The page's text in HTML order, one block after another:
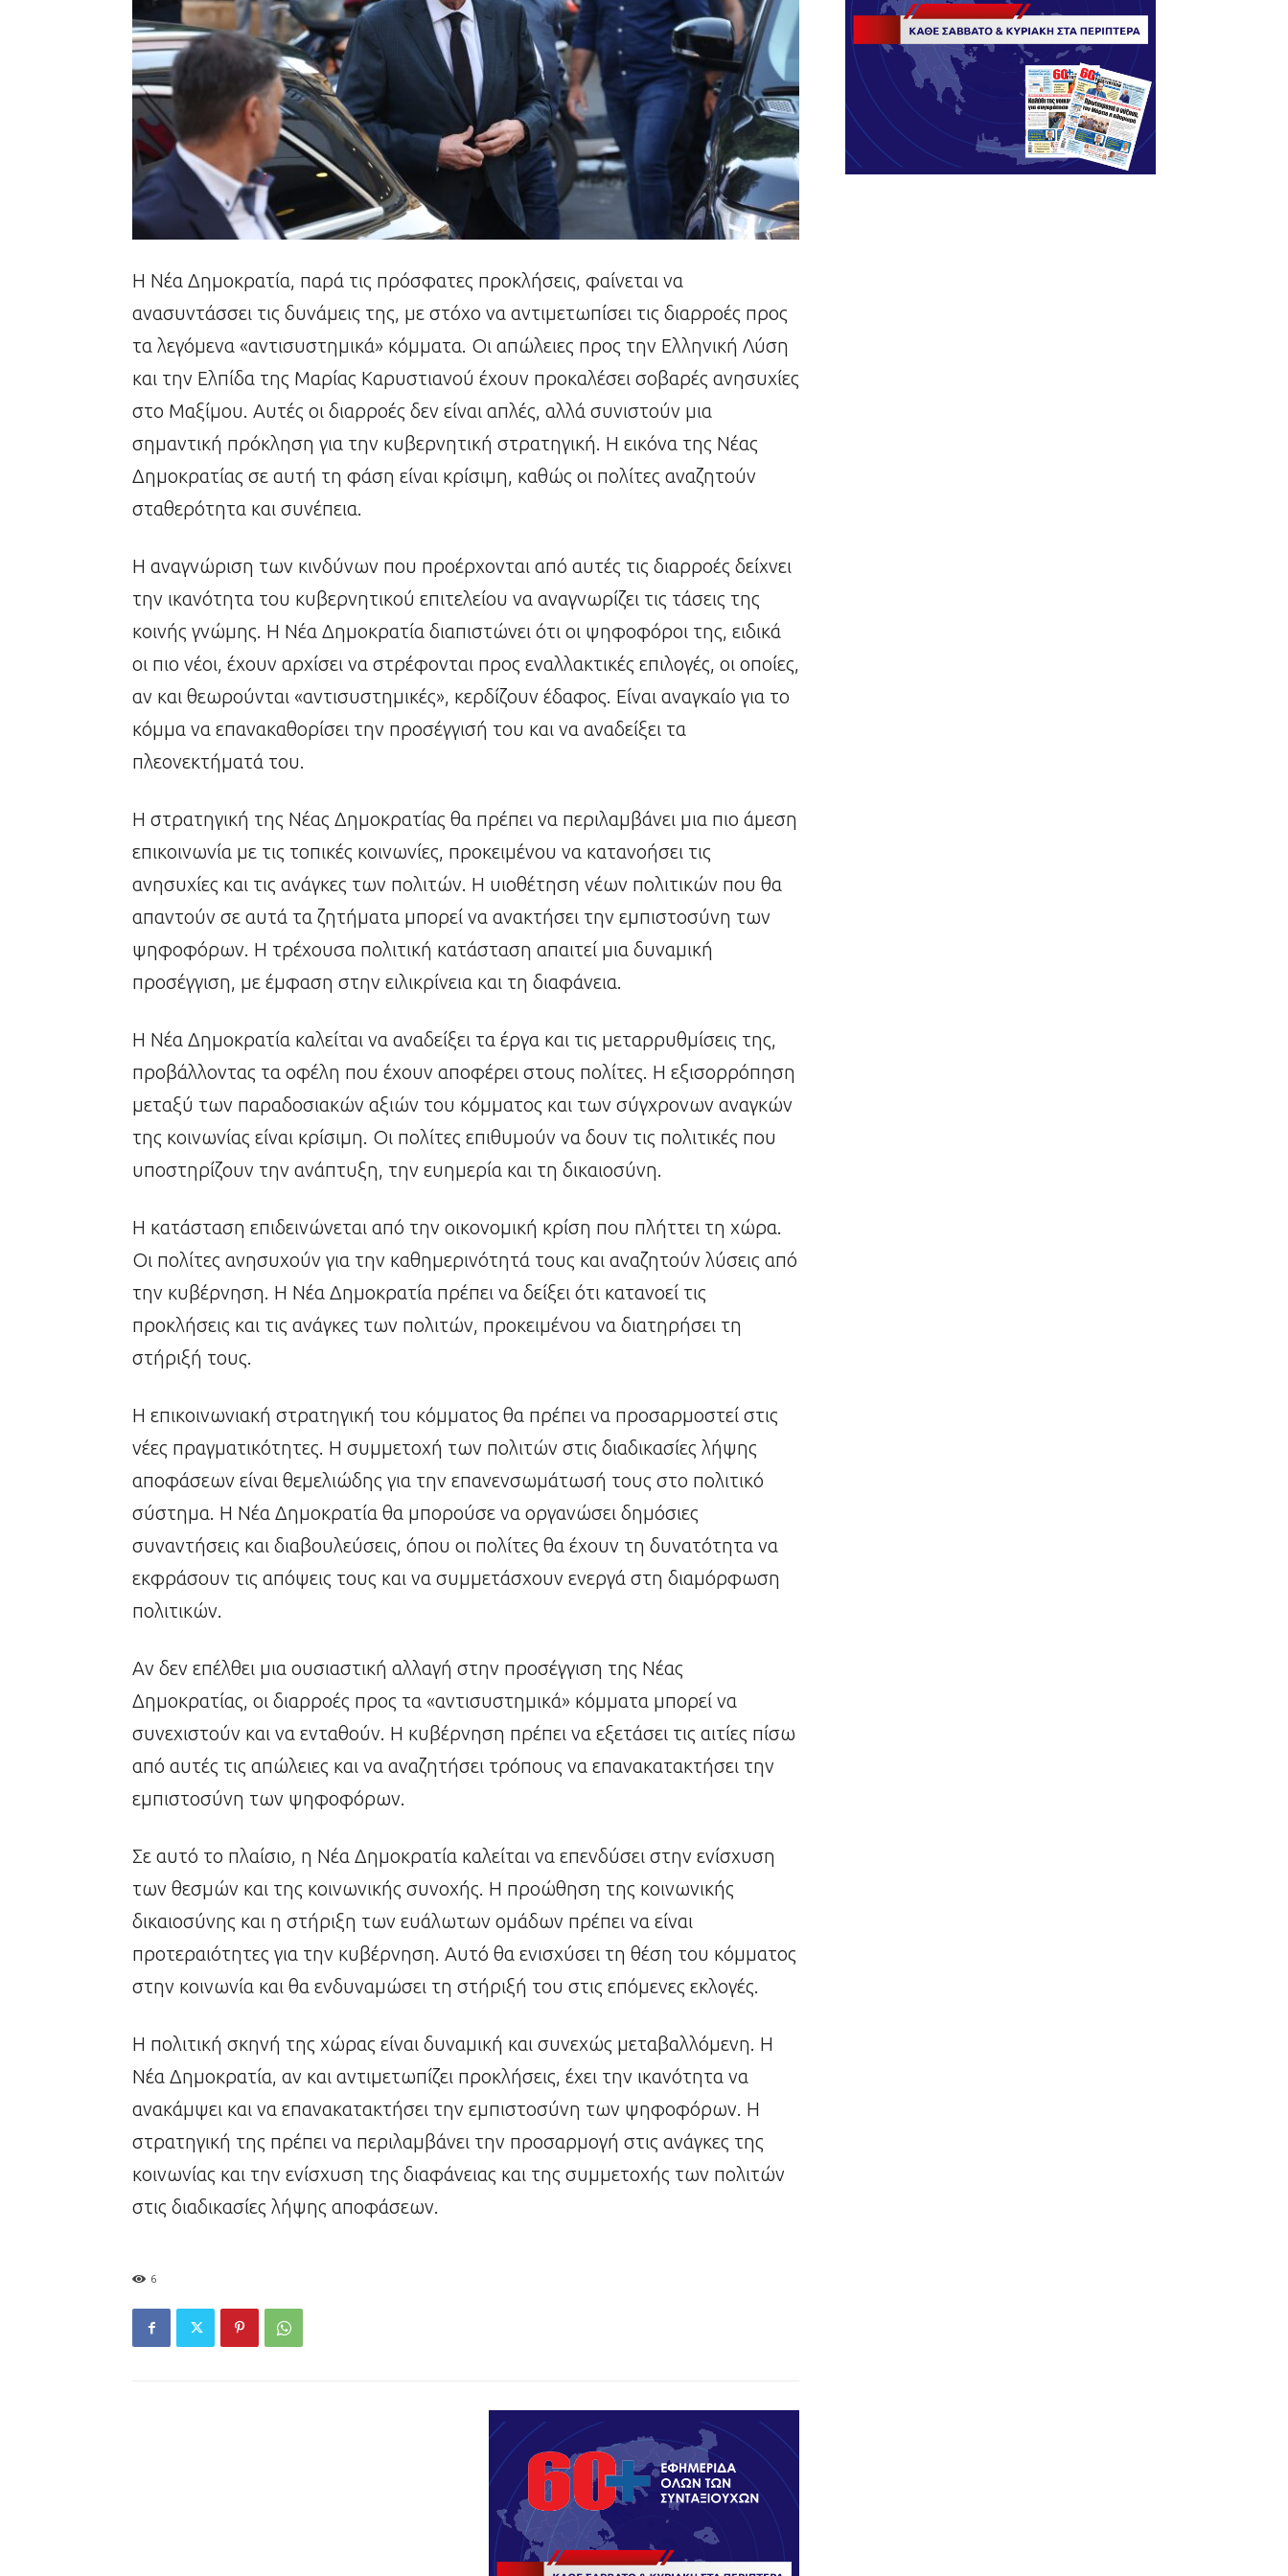
Η Νέα Δημοκρατία, παρά τις πρόσφατες προκλήσεις, φαίνεται να
ανασυντάσσει τις δυνάμεις της, με στόχο να αντιμετωπίσει τις διαρροές προς
τα λεγόμενα «αντισυστημικά» κόμματα. Οι απώλειες προς την Ελληνική Λύση
και την Ελπίδα της Μαρίας Καρυστιανού έχουν προκαλέσει σοβαρές ανησυχίες
στο Μαξίμου. Αυτές οι διαρροές δεν είναι απλές, αλλά συνιστούν μια
σημαντική πρόκληση για την κυβερνητική στρατηγική. Η εικόνα της Νέας
Δημοκρατίας σε αυτή τη φάση είναι κρίσιμη, καθώς οι πολίτες αναζητούν
σταθερότητα και συνέπεια.
Η αναγνώριση των κινδύνων που προέρχονται από αυτές τις διαρροές δείχνει
την ικανότητα του κυβερνητικού επιτελείου να αναγνωρίζει τις τάσεις της
κοινής γνώμης. Η Νέα Δημοκρατία διαπιστώνει ότι οι ψηφοφόροι της, ειδικά
οι πιο νέοι, έχουν αρχίσει να στρέφονται προς εναλλακτικές επιλογές, οι οποίες,
αν και θεωρούνται «αντισυστημικές», κερδίζουν έδαφος. Είναι αναγκαίο για το
κόμμα να επανακαθορίσει την προσέγγισή του και να αναδείξει τα
πλεονεκτήματά του.
Η στρατηγική της Νέας Δημοκρατίας θα πρέπει να περιλαμβάνει μια πιο άμεση
επικοινωνία με τις τοπικές κοινωνίες, προκειμένου να κατανοήσει τις
ανησυχίες και τις ανάγκες των πολιτών. Η υιοθέτηση νέων πολιτικών που θα
απαντούν σε αυτά τα ζητήματα μπορεί να ανακτήσει την εμπιστοσύνη των
ψηφοφόρων. Η τρέχουσα πολιτική κατάσταση απαιτεί μια δυναμική
προσέγγιση, με έμφαση στην ειλικρίνεια και τη διαφάνεια.
Η Νέα Δημοκρατία καλείται να αναδείξει τα έργα και τις μεταρρυθμίσεις της,
προβάλλοντας τα οφέλη που έχουν αποφέρει στους πολίτες. Η εξισορρόπηση
μεταξύ των παραδοσιακών αξιών του κόμματος και των σύγχρονων αναγκών
της κοινωνίας είναι κρίσιμη. Οι πολίτες επιθυμούν να δουν τις πολιτικές που
υποστηρίζουν την ανάπτυξη, την ευημερία και τη δικαιοσύνη.
Η κατάσταση επιδεινώνεται από την οικονομική κρίση που πλήττει τη χώρα.
Οι πολίτες ανησυχούν για την καθημερινότητά τους και αναζητούν λύσεις από
την κυβέρνηση. Η Νέα Δημοκρατία πρέπει να δείξει ότι κατανοεί τις
προκλήσεις και τις ανάγκες των πολιτών, προκειμένου να διατηρήσει τη
στήριξή τους.
Η επικοινωνιακή στρατηγική του κόμματος θα πρέπει να προσαρμοστεί στις
νέες πραγματικότητες. Η συμμετοχή των πολιτών στις διαδικασίες λήψης
αποφάσεων είναι θεμελιώδης για την επανενσωμάτωσή τους στο πολιτικό
σύστημα. Η Νέα Δημοκρατία θα μπορούσε να οργανώσει δημόσιες
συναντήσεις και διαβουλεύσεις, όπου οι πολίτες θα έχουν τη δυνατότητα να
εκφράσουν τις απόψεις τους και να συμμετάσχουν ενεργά στη διαμόρφωση
πολιτικών.
Αν δεν επέλθει μια ουσιαστική αλλαγή στην προσέγγιση της Νέας
Δημοκρατίας, οι διαρροές προς τα «αντισυστημικά» κόμματα μπορεί να
συνεχιστούν και να ενταθούν. Η κυβέρνηση πρέπει να εξετάσει τις αιτίες πίσω
από αυτές τις απώλειες και να αναζητήσει τρόπους να επανακατακτήσει την
εμπιστοσύνη των ψηφοφόρων.
Σε αυτό το πλαίσιο, η Νέα Δημοκρατία καλείται να επενδύσει στην ενίσχυση
των θεσμών και της κοινωνικής συνοχής. Η προώθηση της κοινωνικής
δικαιοσύνης και η στήριξη των ευάλωτων ομάδων πρέπει να είναι
προτεραιότητες για την κυβέρνηση. Αυτό θα ενισχύσει τη θέση του κόμματος
στην κοινωνία και θα ενδυναμώσει τη στήριξή του στις επόμενες εκλογές.
Η πολιτική σκηνή της χώρας είναι δυναμική και συνεχώς μεταβαλλόμενη. Η
Νέα Δημοκρατία, αν και αντιμετωπίζει προκλήσεις, έχει την ικανότητα να
ανακάμψει και να επανακατακτήσει την εμπιστοσύνη των ψηφοφόρων. Η
στρατηγική της πρέπει να περιλαμβάνει την προσαρμογή στις ανάγκες της
κοινωνίας και την ενίσχυση της διαφάνειας και της συμμετοχής των πολιτών
στις διαδικασίες λήψης αποφάσεων.
6